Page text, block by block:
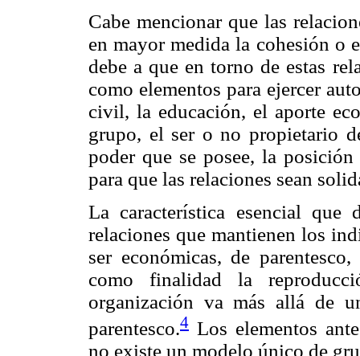
Cabe mencionar que las
en mayor medida la cohesión o
debe a que en torno de estas
como elementos para ejercer
civil, la educación, el aporte
grupo, el ser o no propietario
poder que se posee, la
para que las relaciones sean
La característica esencial
relaciones que mantienen los
ser económicas, de
como finalidad la
organización va más allá de
parentesco.4 Los elementos
no existe un modelo único de